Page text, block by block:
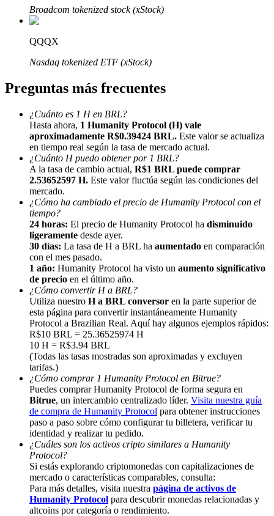
¡Hasta un 65% de comisiones!
Referencia
Invita a un amigo para recibir recompensas en efectivo
BTC Welcome Rewards
BTC Welcome Rewards
Deposit & Trade BTC to Share 25000 USDT prize pool!
Deposit CASHCAT & Win
Share 500000 CASHCAT prize pool
Exclusive for BitMart Users
Register & Trade to Win 500,000 USDT
Broadcom tokenized stock (xStock)
QQQX
Nasdaq tokenized ETF (xStock)
Preguntas más frecuentes
¿Cuánto es 1 H en BRL?
Hasta ahora, 1 Humanity Protocol (H) vale
aproximadamente R$0.39424 BRL. Este valor se actualiza
en tiempo real según la tasa de mercado actual.
¿Cuánto H puedo obtener por 1 BRL?
A la tasa de cambio actual, R$1 BRL puede comprar
2.53652597 H. Este valor fluctúa según las condiciones del
mercado.
¿Cómo ha cambiado el precio de Humanity Protocol con el
tiempo?
24 horas: El precio de Humanity Protocol ha disminuido
ligeramente desde ayer.
30 días: La tasa de H a BRL ha aumentado en comparación
con el mes pasado.
1 año: Humanity Protocol ha visto un aumento significativo
de precio en el último año.
¿Cómo convertir H a BRL?
Utiliza nuestro H a BRL conversor en la parte superior de
esta página para convertir instantáneamente Humanity
Protocol a Brazilian Real. Aquí hay algunos ejemplos rápidos:
R$10 BRL = 25.36525974 H
10 H = R$3.94 BRL
(Todas las tasas mostradas son aproximadas y excluyen
tarifas.)
¿Cómo comprar 1 Humanity Protocol en Bitrue?
Puedes comprar Humanity Protocol de forma segura en
Bitrue, un intercambio centralizado líder. Visita nuestra guía
de compra de Humanity Protocol para obtener instrucciones
paso a paso sobre cómo configurar tu billetera, verificar tu
identidad y realizar tu pedido.
¿Cuáles son los activos cripto similares a Humanity
Protocol?
Si estás explorando criptomonedas con capitalizaciones de
mercado o características comparables, consulta:
Para más detalles, visita nuestra página de activos de
Humanity Protocol para descubrir monedas relacionadas y
altcoins por categoría o rendimiento.